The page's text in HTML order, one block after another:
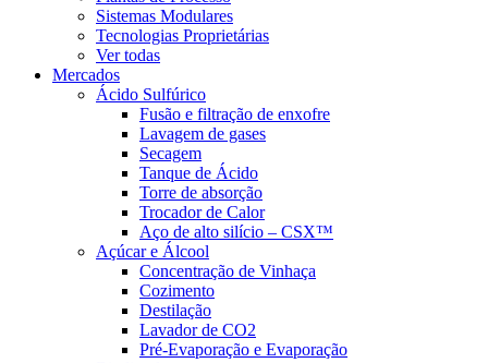
Sistemas Modulares
Tecnologias Proprietárias
Ver todas
Mercados
Ácido Sulfúrico
Fusão e filtração de enxofre
Lavagem de gases
Secagem
Tanque de Ácido
Torre de absorção
Trocador de Calor
Aço de alto silício – CSX™
Açúcar e Álcool
Concentração de Vinhaça
Cozimento
Destilação
Lavador de CO2
Pré-Evaporação e Evaporação